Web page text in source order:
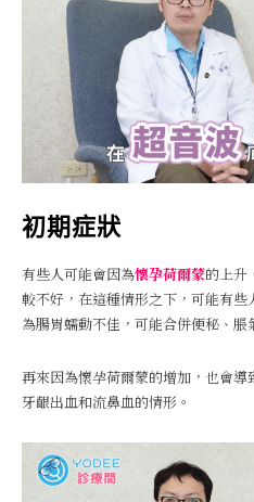
初期症狀
有些人可能會因為懷孕荷爾蒙的上升
較不好，在這種情形之下，可能有
為腸胃蠕動不佳，可能合併便秘、脹
再來因為懷孕荷爾蒙的增加，也會
牙齦出血和流鼻血的情形。